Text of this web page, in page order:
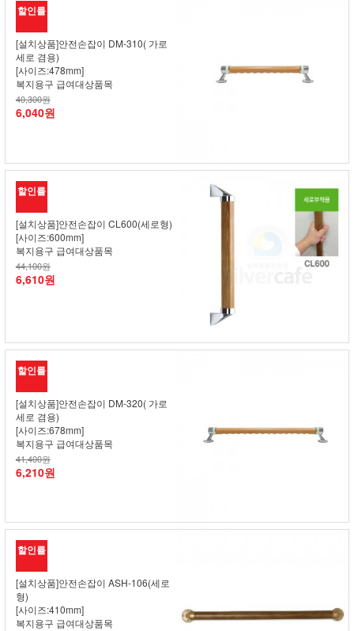
할인률
[설치상품]안전손잡이 DM-310( 가로
세로 겸용)
[사이즈:478mm]
복지용구 급여대상품목
40,300원
6,040원
할인률
[설치상품]안전손잡이 CL600(세로형)
[사이즈:600mm]
복지용구 급여대상품목
44,100원
6,610원
할인률
[설치상품]안전손잡이 DM-320( 가로
세로 겸용)
[사이즈:678mm]
복지용구 급여대상품목
41,400원
6,210원
할인률
[설치상품]안전손잡이 ASH-106(세로
형)
[사이즈:410mm]
복지용구 급여대상품목